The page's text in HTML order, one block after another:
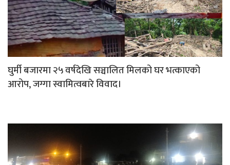
घुर्मी बजारमा २५ वर्षदेखि सञ्चालित मिलको घर भत्काएको
आरोप, जग्गा स्वामित्वबारे विवाद।